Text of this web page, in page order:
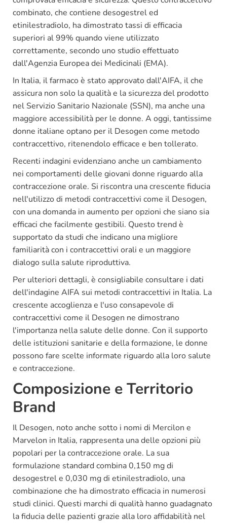
combinato, che contiene desogestrel ed
etinilestradiolo, ha dimostrato tassi di efficacia
superiori al 99% quando viene utilizzato
correttamente, secondo uno studio effettuato
dall'Agenzia Europea dei Medicinali (EMA).
In Italia, il farmaco è stato approvato dall'AIFA, il che
assicura non solo la qualità e la sicurezza del prodotto
nel Servizio Sanitario Nazionale (SSN), ma anche una
maggiore accessibilità per le donne. A oggi, tantissime
donne italiane optano per il Desogen come metodo
contraccettivo, ritenendolo efficace e ben tollerato.
Recenti indagini evidenziano anche un cambiamento
nei comportamenti delle giovani donne riguardo alla
contraccezione orale. Si riscontra una crescente fiducia
nell'utilizzo di metodi contraccettivi come il Desogen,
con una domanda in aumento per opzioni che siano sia
efficaci che facilmente gestibili. Questo trend è
supportato da studi che indicano una migliore
familiarità con i contraccettivi orali e un maggiore
dialogo sulla salute riproduttiva.
Per ulteriori dettagli, è consigliabile consultare i dati
dell'indagine AIFA sui metodi contraccettivi in Italia. La
crescente accoglienza e l'uso consapevole di
contraccettivi come il Desogen ne dimostrano
l'importanza nella salute delle donne. Con il supporto
delle istituzioni sanitarie e della formazione, le donne
possono fare scelte informate riguardo alla loro salute
e contraccezione.
Composizione e Territorio
Brand
Il Desogen, noto anche sotto i nomi di Mercilon e
Marvelon in Italia, rappresenta una delle opzioni più
popolari per la contraccezione orale. La sua
formulazione standard combina 0,150 mg di
desogestrel e 0,030 mg di etinilestradiolo, una
combinazione che ha dimostrato efficacia in numerosi
studi clinici. Questi marchi di qualità hanno guadagnato
la fiducia delle pazienti grazie alla loro affidabilità nel